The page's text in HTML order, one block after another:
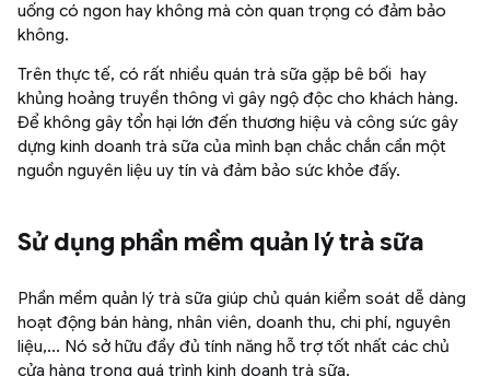
uống có ngon hay không mà còn quan trọng có đảm bảo
không.
Trên thực tế, có rất nhiều quán trà sữa gặp bê bối hay
khủng hoảng truyền thông vì gây ngộ độc cho khách hàng.
Để không gây tổn hại lớn đến thương hiệu và công sức gây
dựng kinh doanh trà sữa của mình bạn chắc chắn cần một
nguồn nguyên liệu uy tín và đảm bảo sức khỏe đấy.
Sử dụng phần mềm quản lý trà sữa
Phần mềm quản lý trà sữa giúp chủ quán kiểm soát dễ dàng
hoạt động bán hàng, nhân viên, doanh thu, chi phí, nguyên
liệu,... Nó sở hữu đầy đủ tính năng hỗ trợ tốt nhất các chủ
cửa hàng trong quá trình kinh doanh trà sữa.